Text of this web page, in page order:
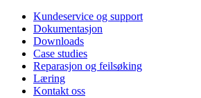
Kundeservice og support
Dokumentasjon
Downloads
Case studies
Reparasjon og feilsøking
Læring
Kontakt oss